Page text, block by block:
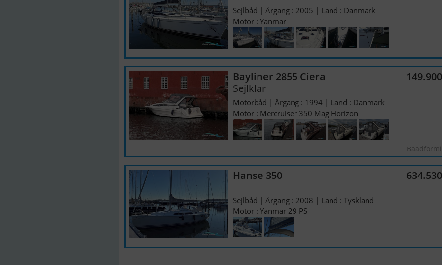
Sejlbåd | Årgang : 2005 | Land : Danmark
Motor : Yanmar
Bayliner 2855 Ciera
Sejlklar
Motorbåd | Årgang : 1994 | Land : Danmark
Motor : Mercruiser 350 Mag Horizon
Hanse 350
Sejlbåd | Årgang : 2008 | Land : Tyskland
Motor : Yanmar 29 PS